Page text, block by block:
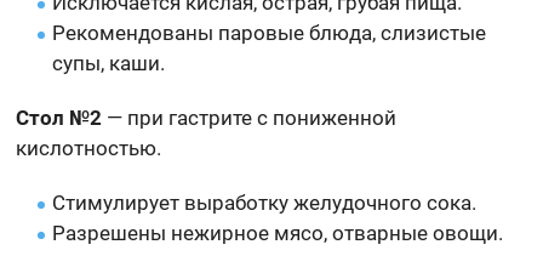
Рекомендованы паровые блюда, слизистые
супы, каши.
Стол №2 — при гастрите с пониженной
кислотностью.
Стимулирует выработку желудочного сока.
Разрешены нежирное мясо, отварные овощи.